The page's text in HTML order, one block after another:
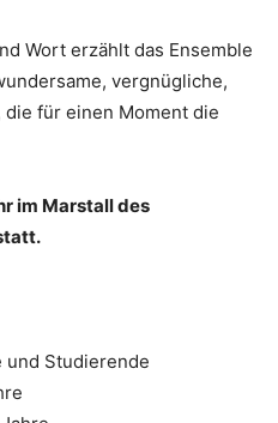
Wort erzählt das Ensemble
vergnügliche,
für einen Moment die
im Marstall des
und Studierende